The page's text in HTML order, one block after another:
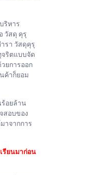
ริหาร
วัสดุ คุรุ
รา วัสดุคุรุ
ริตแบบจัด
ยการออก
ค้าก็ยอม
อยล้าน
สอบของ
าจากการ
รียนมาก่อน